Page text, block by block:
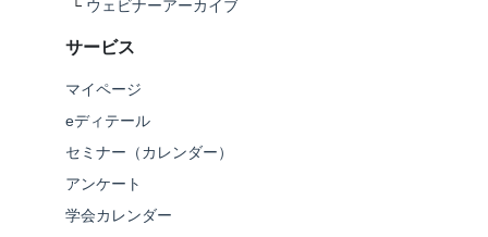
└ ウェビナーアーカイブ
サービス
マイページ
eディテール
セミナー（カレンダー）
アンケート
学会カレンダー